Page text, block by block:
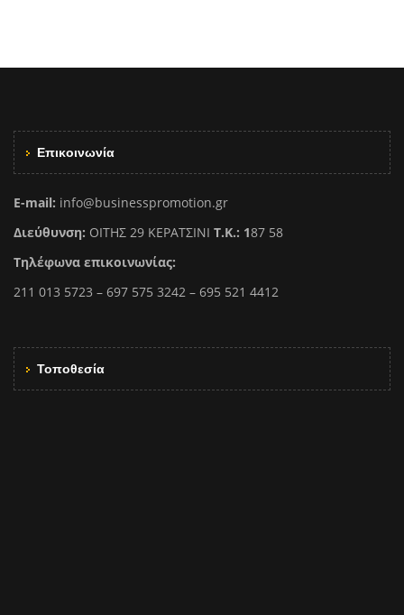
Επικοινωνία
E-mail: info@businesspromotion.gr
Διεύθυνση: ΟΙΤΗΣ 29 ΚΕΡΑΤΣΙΝΙ Τ.Κ.: 187 58
Τηλέφωνα επικοινωνίας:
211 013 5723 – 697 575 3242 – 695 521 4412
Τοποθεσία